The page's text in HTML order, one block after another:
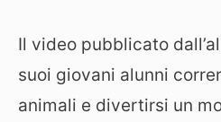
Il video pubblicato
suoi giovani alunni
animali e divertirsi un